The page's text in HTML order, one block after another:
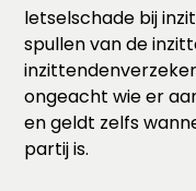
letselschade bij
spullen van de
ongeacht wie er
en geldt zelfs
partij is.